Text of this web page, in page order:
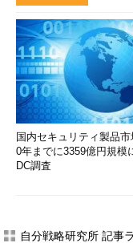
国内セキュリティ製品
0年までに3359億円規模
DC調査
自分戦略研究所 記事